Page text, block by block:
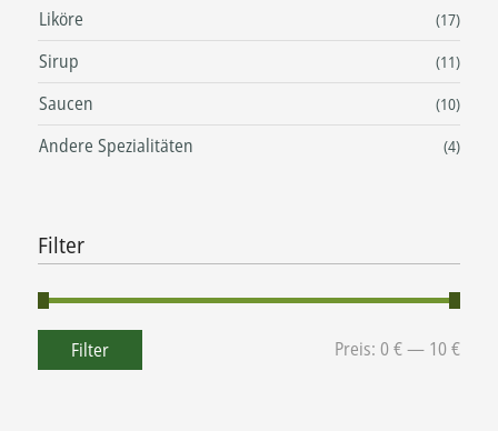
Liköre (17)
Sirup (11)
Saucen (10)
Andere Spezialitäten (4)
Filter
Filter Preis:0 €— 10 €